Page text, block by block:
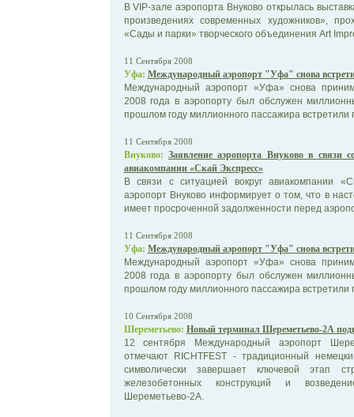
В VIP-зале аэропорта Внуково открылась
произведениях современных художников»,
«Сады и парки» творческого объединения Art
11 Сентября 2008
Уфа: Международный аэропорт "Уфа" снова
Международный аэропорт «Уфа» снова
2008 года в аэропорту был обслужен
прошлом году миллионного пассажира встретили
11 Сентября 2008
Внуково: Заявление аэропорта Внуково в связи
авиакомпании «Скай Экспресс»
В связи с ситуацией вокруг авиакомпании
аэропорт Внуково информирует о том, что в
имеет просроченной задолженности перед
11 Сентября 2008
Уфа: Международный аэропорт "Уфа" снова
Международный аэропорт «Уфа» снова
2008 года в аэропорту был обслужен
прошлом году миллионного пассажира встретили
10 Сентября 2008
Шереметьево: Новый терминал Шереметьево-2А
12 сентября Международный аэропорт
отмечают RICHTFEST - традиционный
символически завершает ключевой этап
железобетонных конструкций и
Шереметьево-2А.